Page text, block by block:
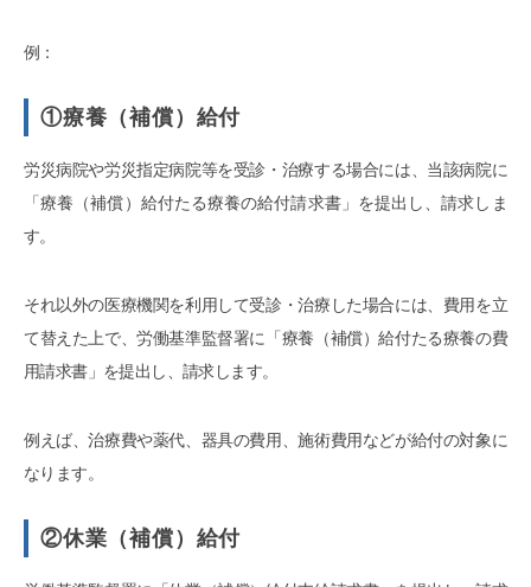
例：
①療養（補償）給付
労災病院や労災指定病院等を受診・治療する場合には、当該病院に
「療養（補償）給付たる療養の給付請求書」を提出し、請求しま
す。
それ以外の医療機関を利用して受診・治療した場合には、費用を立
て替えた上で、労働基準監督署に「療養（補償）給付たる療養の費
用請求書」を提出し、請求します。
例えば、治療費や薬代、器具の費用、施術費用などが給付の対象に
なります。
②休業（補償）給付